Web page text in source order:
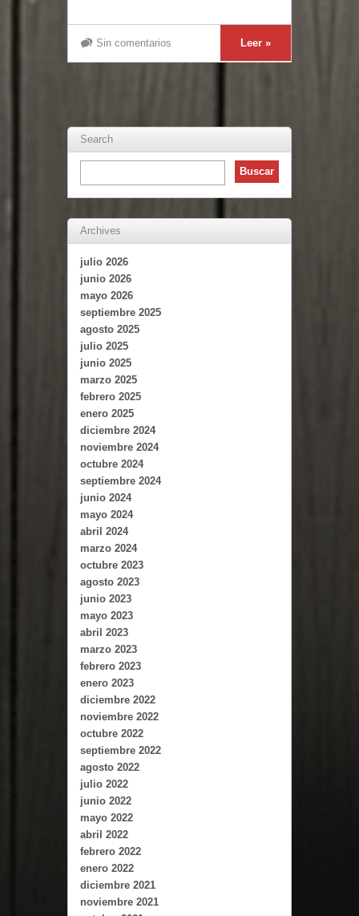
Sin comentarios Leer »
Search
Archives
julio 2026
junio 2026
mayo 2026
septiembre 2025
agosto 2025
julio 2025
junio 2025
marzo 2025
febrero 2025
enero 2025
diciembre 2024
noviembre 2024
octubre 2024
septiembre 2024
junio 2024
mayo 2024
abril 2024
marzo 2024
octubre 2023
agosto 2023
junio 2023
mayo 2023
abril 2023
marzo 2023
febrero 2023
enero 2023
diciembre 2022
noviembre 2022
octubre 2022
septiembre 2022
agosto 2022
julio 2022
junio 2022
mayo 2022
abril 2022
febrero 2022
enero 2022
diciembre 2021
noviembre 2021